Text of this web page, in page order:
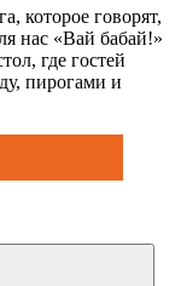
которое говорят,
нас «Вай бабай!»
где гостей
пирогами и